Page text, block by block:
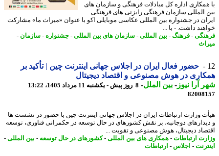
اداره کل مبادلات فرهنگی و سازمان های
المللی سازمان فرهنگی رایزنی های فرهنگی
در جشنواره بین المللی عکاسی موبایلی اکو با عنوان «میراث ما» مشارکت
داشت. - با ...
-فرهنگ -بین المللی-سازمان های بین المللی-جشنواره- سازمان -
حضور فعال ایران در اجلاس جهانی اینترنت چین | تأکید بر
در هوش مصنوعی و اقتصاد دیجیتال
آرا نیوز-بین الملل-8 روز پیش - یکشنبه 11 مرداد 1405، 13:22
وزارت ارتباطات ایران در اجلاس جهانی اینترنت چین با حضور در نشست ها
دوجانبه، بر نقش کشورهای در حال توسعه در حکمرانی فناوری، توسعه
دیجیتال، هوش مصنوعی و تقویت ...
ارتباطات-همکاری های بین المللی-کشورهای در حال توسعه-بین المللی-
-اجلاس-ارتباطات